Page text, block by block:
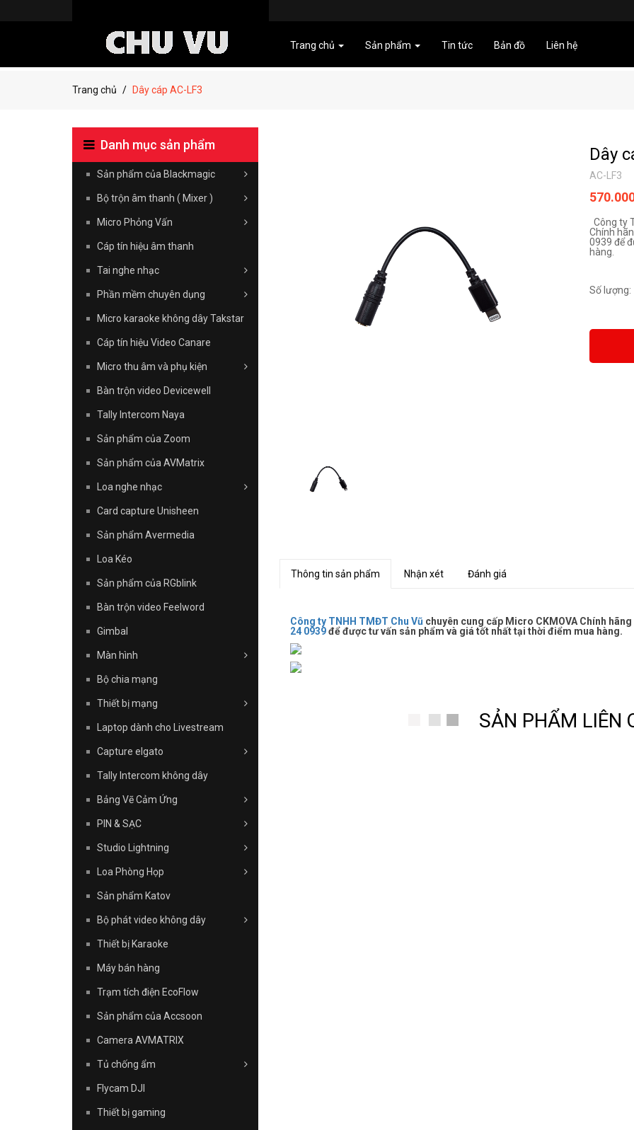
Trang chủ Sản phẩm Tin tức Bản đồ Liên hệ
Trang chủ Dây cáp AC-LF3
Dây
AC-LF3
Công ty
Chính
0939 để
hàng.
Số lượng:
Thông tin sản phẩm Nhận xét Đánh giá
Công ty TNHH TMĐT Chu Vũ chuyên cung cấp Micro CKMOVA Chính
24 0939 để được tư vấn sản phẩm và giá tốt nhất tại thời điểm mua hàng.
SẢN PHẨM LIÊN
Danh mục sản phẩm
Sản phẩm của Blackmagic
Bộ trộn âm thanh ( Mixer )
Micro Phỏng Vấn
Cáp tín hiệu âm thanh
Tai nghe nhạc
Phần mềm chuyên dụng
Micro karaoke không dây Takstar
Cáp tín hiệu Video Canare
Micro thu âm và phụ kiện
Bàn trộn video Devicewell
Tally Intercom Naya
Sản phẩm của Zoom
Sản phẩm của AVMatrix
Loa nghe nhạc
Card capture Unisheen
Sản phẩm Avermedia
Loa Kéo
Sản phẩm của RGblink
Bàn trộn video Feelword
Gimbal
Màn hình
Bộ chia mạng
Thiết bị mạng
Laptop dành cho Livestream
Capture elgato
Tally Intercom không dây
Bảng Vẽ Cảm Ứng
PIN & SẠC
Studio Lightning
Loa Phòng Họp
Sản phẩm Katov
Bộ phát video không dây
Thiết bị Karaoke
Máy bán hàng
Trạm tích điện EcoFlow
Sản phẩm của Accsoon
Camera AVMATRIX
Tủ chống ẩm
Flycam DJI
Thiết bị gaming